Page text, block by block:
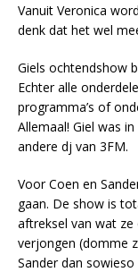
Vanuit Veronica
denk dat het wel
Giels ochtendshow
Echter alle
programma’s of
Allemaal! Giel was
andere dj van 3FM.
Voor Coen en
gaan. De show is
aftreksel van wat
verjongen (domme
Sander dan